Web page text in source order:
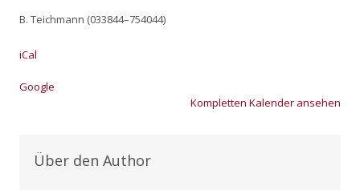
B. Teich­mann (033844–754044)
iCal
Goog­le
Kom­plet­ten Kalen­der anse­hen
Über den Author